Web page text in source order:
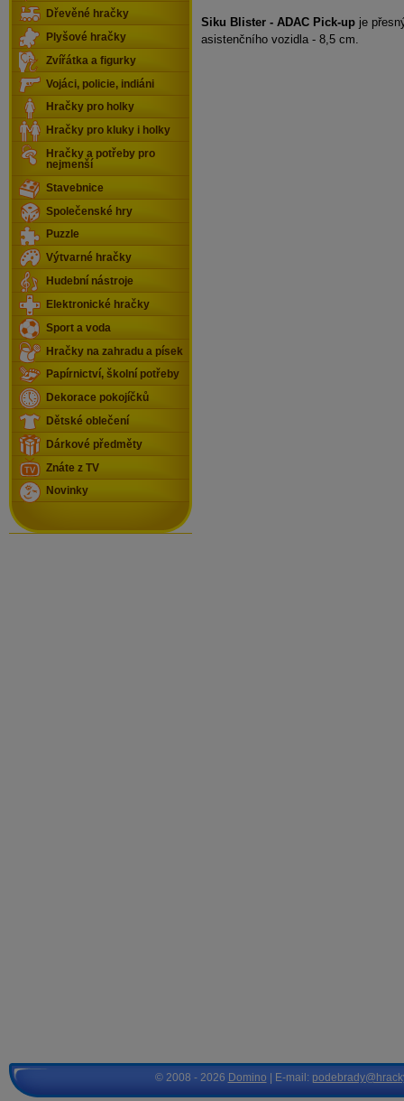
Siku Blister - ADAC Pick-up je
asistenčního vozidla - 8,5 cm.
Dřevěné hračky
Plyšové hračky
Zvířátka a figurky
Vojáci, policie, indiáni
Hračky pro holky
Hračky pro kluky i holky
Hračky a potřeby pro
nejmenší
Stavebnice
Společenské hry
Puzzle
Výtvarné hračky
Hudební nástroje
Elektronické hračky
Sport a voda
Hračky na zahradu a písek
Papírnictví, školní potřeby
Dekorace pokojíčků
Dětské oblečení
Dárkové předměty
Znáte z TV
Novinky
© 2008 - 2026 Domino | E-mail: